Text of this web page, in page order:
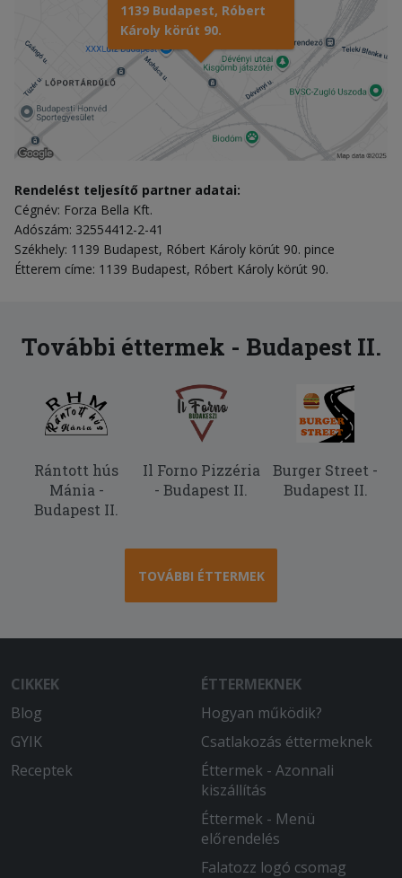
1139 Budapest, Róbert
Károly körút 90.
Rendelést teljesítő partner adatai:
Cégnév: Forza Bella Kft.
Adószám: 32554412-2-41
Székhely: 1139 Budapest, Róbert Károly körút 90. pince
Étterem címe: 1139 Budapest, Róbert Károly körút 90.
További éttermek - Budapest II.
Rántott hús
Mánia -
Budapest II.
Il Forno Pizzéria
- Budapest II.
Burger Street -
Budapest II.
TOVÁBBI ÉTTERMEK
CIKKEK
Blog
GYIK
Receptek
ÉTTERMEKNEK
Hogyan működik?
Csatlakozás éttermeknek
Éttermek - Azonnali
kiszállítás
Éttermek - Menü
előrendelés
Falatozz logó csomag